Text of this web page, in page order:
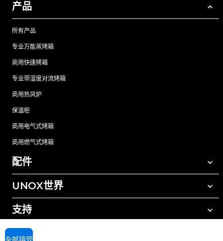
产品
所有产品
专业万能蒸烤箱
商用快速烤箱
专业带湿度对流烤箱
商用热风炉
保温柜
商用电气式烤箱
商用燃气式烤箱
配件
所有配件
手动清洗清洁剂
树脂过滤水处理
UNOX世界
我们在全球的办事处
支持
UNOX质保